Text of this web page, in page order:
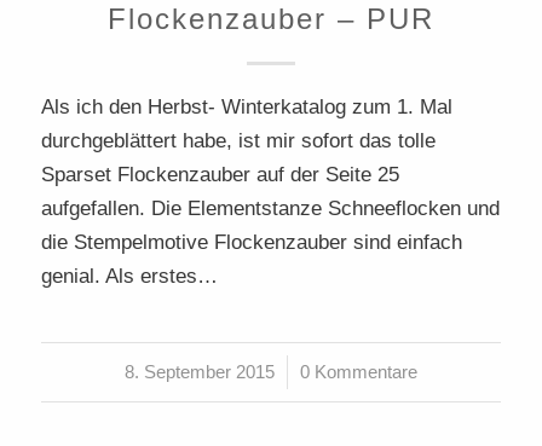
Flockenzauber – PUR
Als ich den Herbst- Winterkatalog zum 1. Mal
durchgeblättert habe, ist mir sofort das tolle
Sparset Flockenzauber auf der Seite 25
aufgefallen. Die Elementstanze Schneeflocken und
die Stempelmotive Flockenzauber sind einfach
genial. Als erstes…
8. September 2015
/ 0 Kommentare